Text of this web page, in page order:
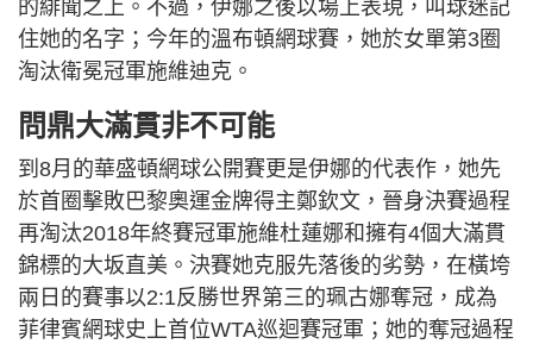
的緋聞之上。不過，伊娜之後以場上表現，叫球迷記
住她的名字；今年的溫布頓網球賽，她於女單第3圈
淘汰衛冕冠軍施維迪克。
問鼎大滿貫非不可能
到8月的華盛頓網球公開賽更是伊娜的代表作，她先
於首圈擊敗巴黎奧運金牌得主鄭欽文，晉身決賽過程
再淘汰2018年終賽冠軍施維杜蓮娜和擁有4個大滿貫
錦標的大坂直美。決賽她克服先落後的劣勢，在橫垮
兩日的賽事以2:1反勝世界第三的珮古娜奪冠，成為
菲律賓網球史上首位WTA巡迴賽冠軍；她的奪冠過程